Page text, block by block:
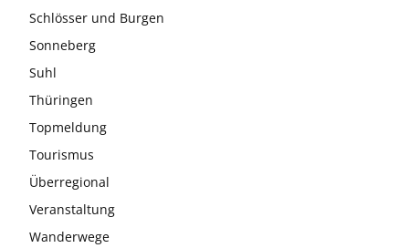
Schlösser und Burgen
Sonneberg
Suhl
Thüringen
Topmeldung
Tourismus
Überregional
Veranstaltung
Wanderwege